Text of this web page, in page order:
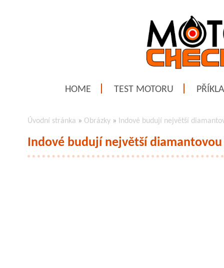
HOME TEST MOTORU
Úvodní stránka » Obrázky » Indové budují největší
Indové budují největší diamantovou